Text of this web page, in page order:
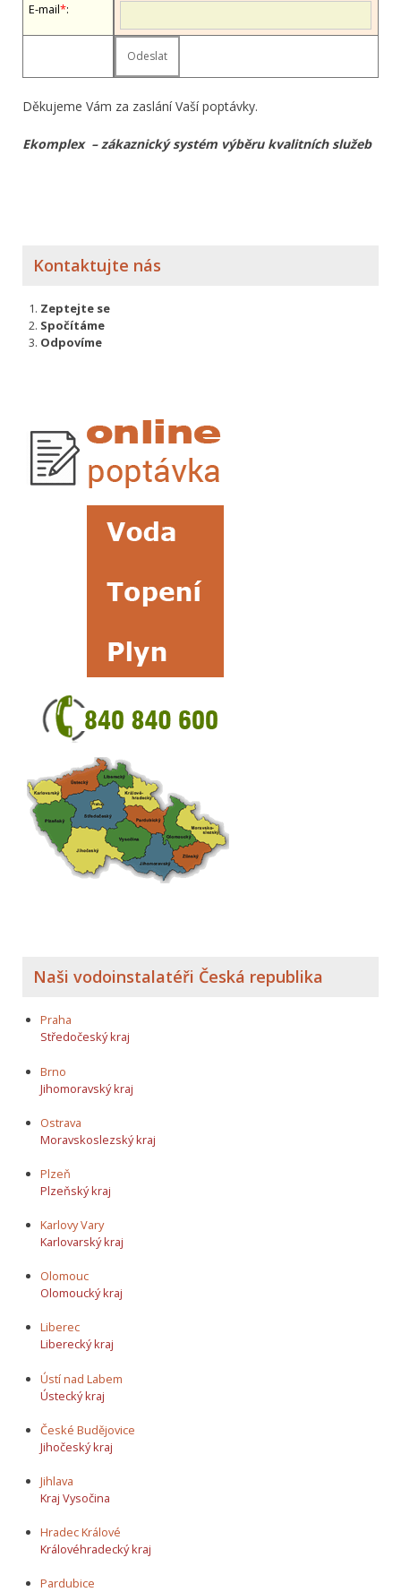
E-mail*:
Děkujeme Vám za zaslání Vaší poptávky.
Ekomplex – zákaznický systém výběru kvalitních služeb
Kontaktujte nás
Zeptejte se
Spočítáme
Odpovíme
Naši vodoinstalatéři Česká republika
Praha
Středočeský kraj
Brno
Jihomoravský kraj
Ostrava
Moravskoslezský kraj
Plzeň
Plzeňský kraj
Karlovy Vary
Karlovarský kraj
Olomouc
Olomoucký kraj
Liberec
Liberecký kraj
Ústí nad Labem
Ústecký kraj
České Budějovice
Jihočeský kraj
Jihlava
Kraj Vysočina
Hradec Králové
Královéhradecký kraj
Pardubice